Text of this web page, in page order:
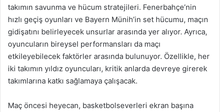
takımın savunma ve hücum stratejileri. Fenerbahçe’nin
hızlı geçiş oyunları ve Bayern Münih’in set hücumu, maçın
gidişatını belirleyecek unsurlar arasında yer alıyor. Ayrıca,
oyuncuların bireysel performansları da maçı
etkileyebilecek faktörler arasında bulunuyor. Özellikle, her
iki takımın yıldız oyuncuları, kritik anlarda devreye girerek
takımlarına katkı sağlamaya çalışacak.
Maç öncesi heyecan, basketbolseverleri ekran başına